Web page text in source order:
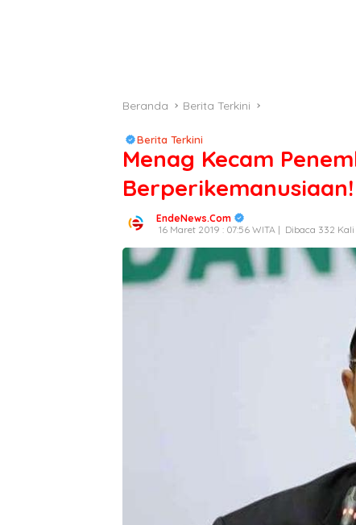
Beranda Berita Terkini
Berita Terkini
Menag Kecam
Berperikemanusiaan!
EndeNews.Com
16 Maret 2019 : 07:56 WITA | Dibaca 332 Kali